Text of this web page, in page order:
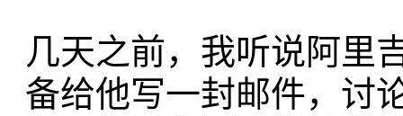
几天之前，我听说阿里
备给他写一封邮件，讨